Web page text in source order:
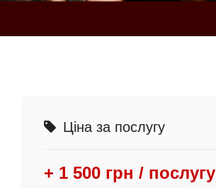
Ціна за послугу
+ 1 500 грн / послугу